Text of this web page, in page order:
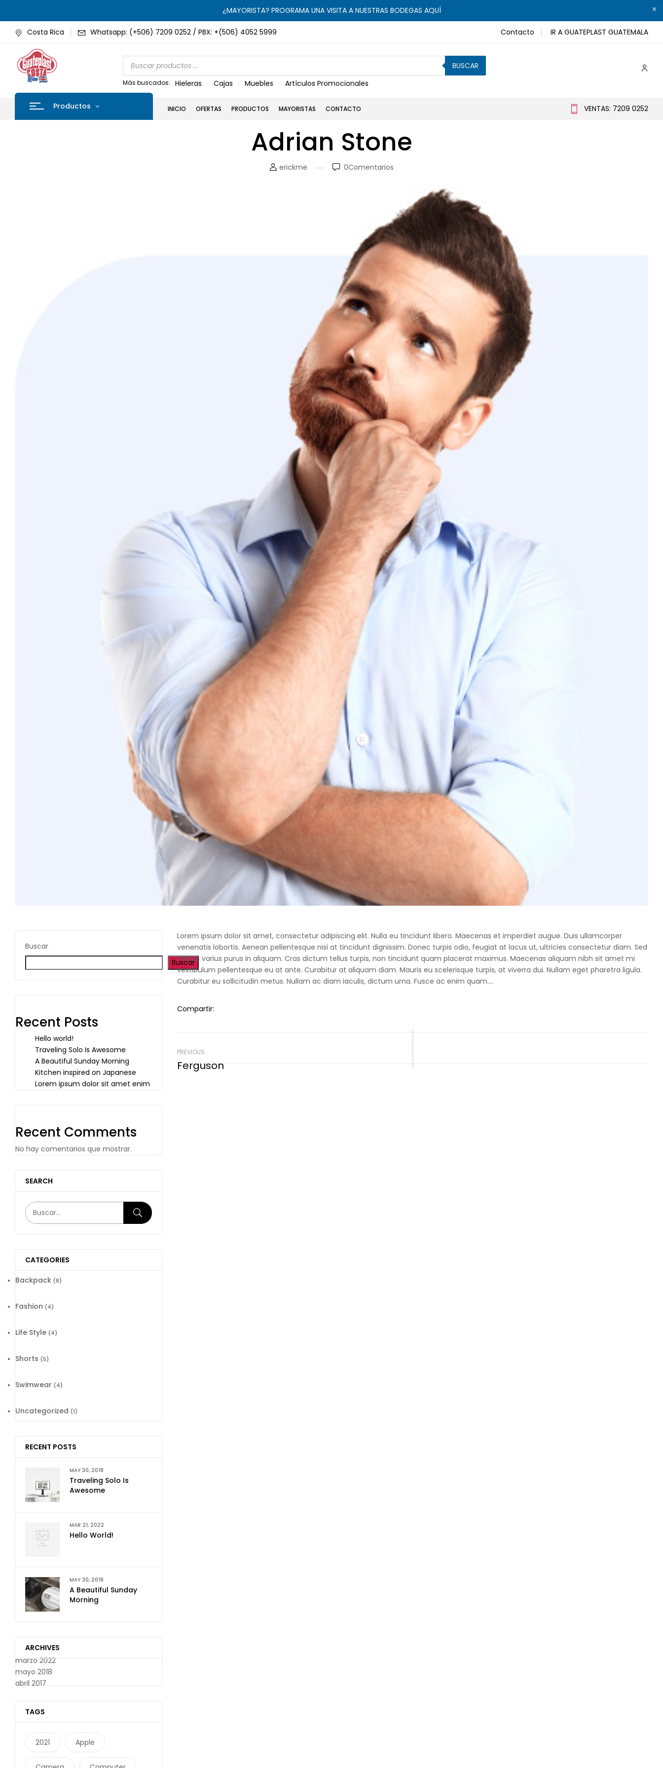
¿MAYORISTA? PROGRAMA UNA VISITA A NUESTRAS BODEGAS AQUÍ
Costa Rica Whatsapp: (+506) 7209 0252 / PBX: +(506) 4052 5999 Contacto IR A GUATEPLAST GUATEMALA
BUSCAR
Más buscados: Hieleras Cajas Muebles Artículos Promocionales
Productos INICIO OFERTAS PRODUCTOS MAYORISTAS CONTACTO VENTAS: 7209 0252
Adrian Stone
erickme 0Comentarios
Buscar
Buscar
Recent Posts
Hello world!
Traveling Solo Is Awesome
A Beautiful Sunday Morning
Kitchen inspired on Japanese
Lorem ipsum dolor sit amet enim
Recent Comments
No hay comentarios que mostrar.
SEARCH
CATEGORIES
Backpack (8)
Fashion (4)
Life Style (4)
Shorts (5)
Swimwear (4)
Uncategorized (1)
RECENT POSTS
MAY 30, 2018
Traveling Solo Is
Awesome
MAR 21, 2022
Hello World!
MAY 30, 2018
A Beautiful Sunday
Morning
ARCHIVES
marzo 2022
mayo 2018
abril 2017
TAGS
2021 Apple
Lorem ipsum dolor sit amet, consectetur adipiscing elit. Nulla eu tincidunt libero. Maecenas et imperdiet augue. Duis ullamcorper
venenatis lobortis. Aenean pellentesque nisi at tincidunt dignissim. Donec turpis odio, feugiat at lacus ut, ultricies consectetur diam. Sed
finibus varius purus in aliquam. Cras dictum tellus turpis, non tincidunt quam placerat maximus. Maecenas aliquam nibh sit amet mi
vestibulum pellentesque eu at ante. Curabitur at aliquam diam. Mauris eu scelerisque turpis, at viverra dui. Nullam eget pharetra ligula.
Curabitur eu sollicitudin metus. Nullam ac diam iaculis, dictum urna. Fusce ac enim quam….
Compartir:
PREVIOUS
Ferguson